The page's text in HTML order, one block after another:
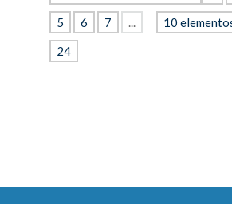
10
5
6 7
...
24